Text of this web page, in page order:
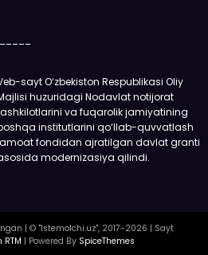
sayt O‘zbekiston Respublikasi Oliy
huzuridagi Nodavlat notijorat
va fuqarolik jamiyatining
institutlarini qo‘llab-quvvatlash
fondidan ajratilgan davlat granti
modernizasiya qilindi.
| © "Istemolchi.uz", 2017-2026 | Sayt
RTM | Powered By SpiceThemes